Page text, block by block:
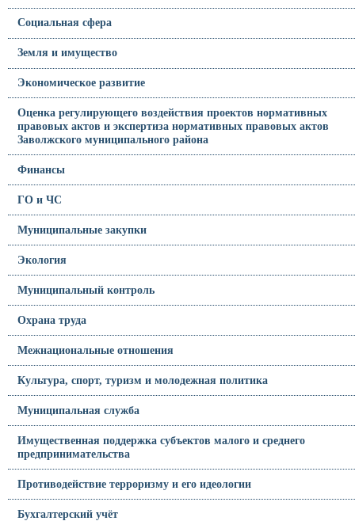
Социальная сфера
Земля и имущество
Экономическое развитие
Оценка регулирующего воздействия проектов нормативных
правовых актов и экспертиза нормативных правовых актов
Заволжского муниципального района
Финансы
ГО и ЧС
Муниципальные закупки
Экология
Муниципальный контроль
Охрана труда
Межнациональные отношения
Культура, спорт, туризм и молодежная политика
Муниципальная служба
Имущественная поддержка субъектов малого и среднего
предпринимательства
Противодействие терроризму и его идеологии
Бухгалтерский учёт